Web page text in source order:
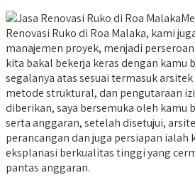
Renovasi Ruko di Roa Malaka, kami
manajemen proyek, menjadi
kita bakal bekerja keras dengan kamu
segalanya atas sesuai termasuk
metode struktural, dan pengutaraan
diberikan, saya bersemuka oleh kamu
serta anggaran, setelah disetujui,
perancangan dan juga persiapan ialah
eksplanasi berkualitas tinggi yang
pantas anggaran.